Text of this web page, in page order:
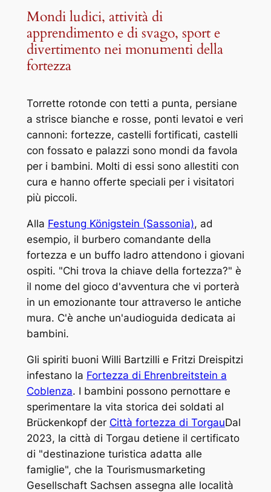
Mondi ludici, attività di
apprendimento e di svago, sport e
divertimento nei monumenti della
fortezza
Torrette rotonde con tetti a punta, persiane
a strisce bianche e rosse, ponti levatoi e veri
cannoni: fortezze, castelli fortificati, castelli
con fossato e palazzi sono mondi da favola
per i bambini. Molti di essi sono allestiti con
cura e hanno offerte speciali per i visitatori
più piccoli.
Alla Festung Königstein (Sassonia), ad
esempio, il burbero comandante della
fortezza e un buffo ladro attendono i giovani
ospiti. "Chi trova la chiave della fortezza?" è
il nome del gioco d'avventura che vi porterà
in un emozionante tour attraverso le antiche
mura. C'è anche un'audioguida dedicata ai
bambini.
Gli spiriti buoni Willi Bartzilli e Fritzi Dreispitzi
infestano la Fortezza di Ehrenbreitstein a
Coblenza. I bambini possono pernottare e
sperimentare la vita storica dei soldati al
Brückenkopf der Città fortezza di TorgauDal
2023, la città di Torgau detiene il certificato
di "destinazione turistica adatta alle
famiglie", che la Tourismusmarketing
Gesellschaft Sachsen assegna alle località